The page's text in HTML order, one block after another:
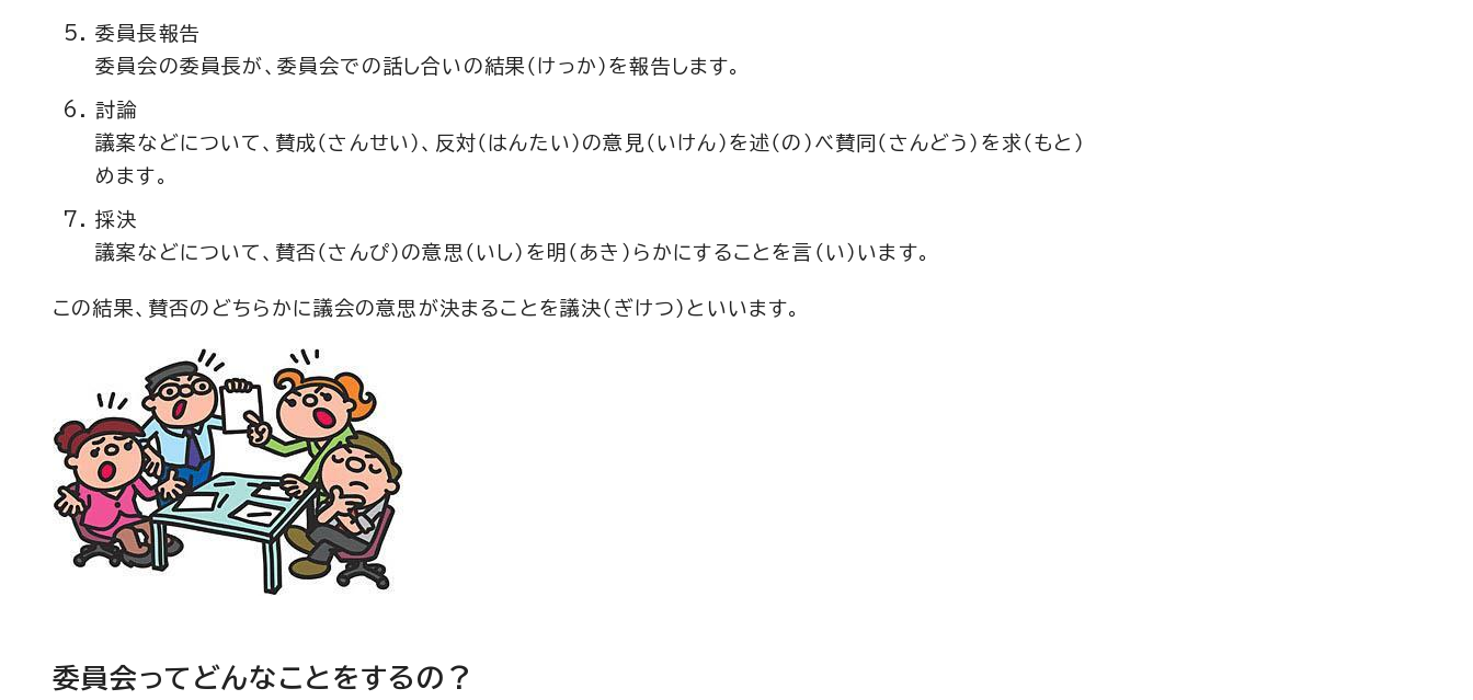
委員長報告
委員会の委員長が、委員会での話し合いの結果（けっか）を報告します。
討論
議案などについて、賛成（さんせい）、反対（はんたい）の意見（いけん）を述（の）べ賛同（さんどう）を求（もと）
めます。
採決
議案などについて、賛否（さんぴ）の意思（いし）を明（あき）らかにすることを言（い）います。
この結果、賛否のどちらかに議会の意思が決まることを議決（ぎけつ）といいます。
委員会ってどんなことをするの？